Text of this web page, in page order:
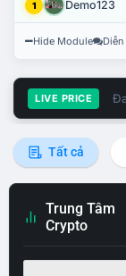
1 Demo123
Hide Module
LIVE PRICE
Tất cả
Trung Tâm
Crypto